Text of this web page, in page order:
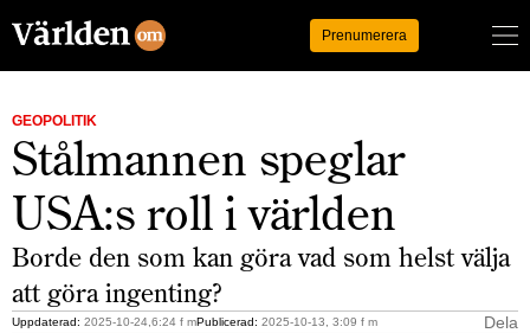
Prenumerera
GEOPOLITIK
Stålmannen speglar
USA:s roll i världen
Borde den som kan göra vad som helst välja
att göra ingenting?
Uppdaterad: 2025-10-24,6:24 f mPublicerad: 2025-10-13, 3:09 f m Dela